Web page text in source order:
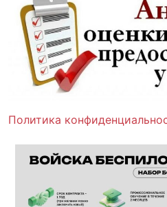
Политика